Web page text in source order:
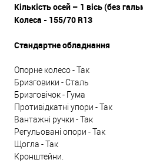
Кількість осей – 1 вісь (без
Колеса - 155/70 R13
Стандартне обладнання
Опорне колесо - Так
Бризговики - Сталь
Бризговічок - Гума
Противідкатні упори - Так
Вантажні ручки - Так
Регульовані опори - Так
Щогла - Так
Кронштейни.